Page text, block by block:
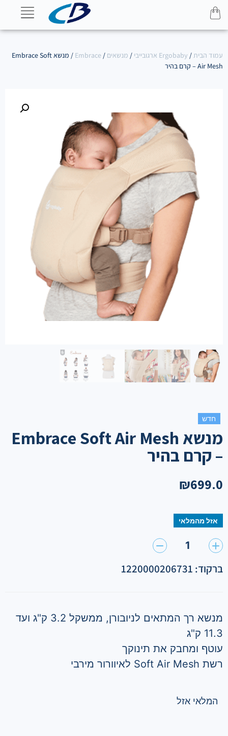
עמוד הבית/ Ergobaby ארגובייבי / מנשאים /
Embrace
/ מנשא Embrace Soft
Air Mesh – קרם בהיר
חדש
מנשא Embrace Soft Air Mesh
– קרם בהיר
₪699.0
אזל מהמלאי
1
ברקוד: 1220000206731
מנשא רך המתאים לניובורן, ממשקל 3.2 ק"ג ועד
11.3 ק"ג
עוטף ומחבק את תינוקך
רשת Soft Air Mesh לאיוורור מירבי
המלאי אזל